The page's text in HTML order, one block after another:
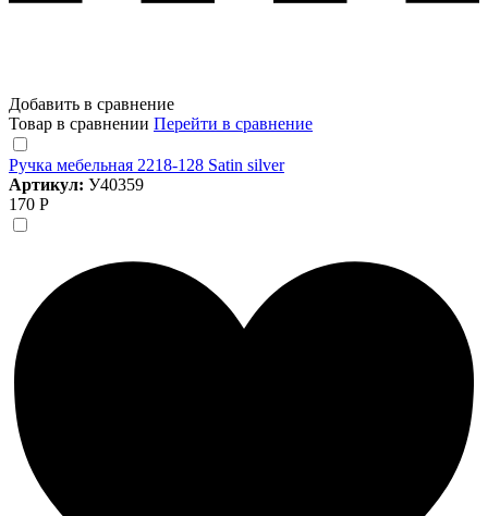
Добавить в сравнение
Товар в сравнении Перейти в сравнение
Ручка мебельная 2218-128 Satin silver
Артикул: У40359
170 Р